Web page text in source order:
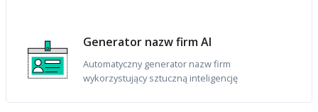
Generator nazw firm AI
Automatyczny generator nazw firm
wykorzystujący sztuczną inteligencję